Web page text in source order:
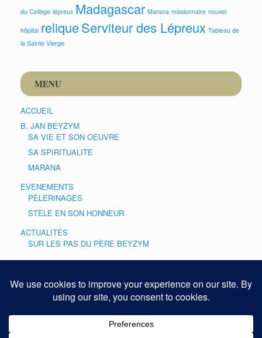
du Collège lépreux Madagascar Marana missionnaire nouvel
hôpital reliqueServiteur des Lépreux Tableau de
la Sainte Vierge
MENU
ACCUEIL
B. JAN BEYZYM
SA VIE ET SON OEUVRE
SA SPIRITUALITE
MARANA
EVENEMENTS
PÈLERINAGES
STÈLE EN SON HONNEUR
ACTUALITÉS
SUR LES PAS DU PÈRE BEYZYM
CULTE
GALERIES